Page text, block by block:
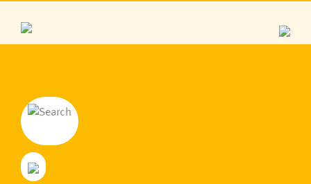
Personen aus Frastanz
Zahlen & Daten